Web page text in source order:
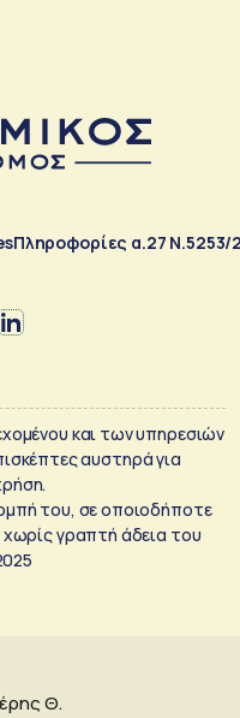
Πληροφορίες α.27 Ν.5253/
και των υπηρεσιών
αυστηρά για
του, σε οποιοδήποτε
χωρίς γραπτή άδεια του
Θ.